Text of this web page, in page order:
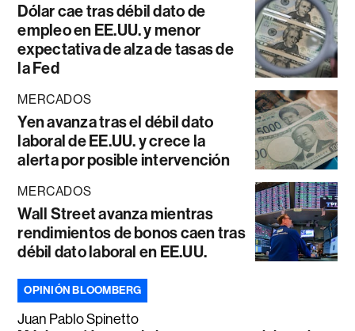
Dólar cae tras débil dato de
empleo en EE.UU. y menor
expectativa de alza de tasas de
la Fed
MERCADOS
Yen avanza tras el débil dato
laboral de EE.UU. y crece la
alerta por posible intervención
MERCADOS
Wall Street avanza mientras
rendimientos de bonos caen tras
débil dato laboral en EE.UU.
OPINIÓN BLOOMBERG
Juan Pablo Spinetto